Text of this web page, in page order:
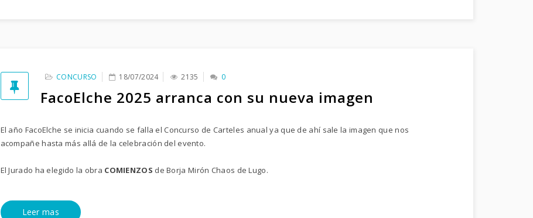
CONCURSO 18/07/2024 2135 0
FacoElche 2025 arranca con su nueva imagen
El año FacoElche se inicia cuando se falla el Concurso de Carteles anual ya que de ahí sale la imagen que nos
acompañe hasta más allá de la celebración del evento.
El Jurado ha elegido la obra COMIENZOS de Borja Mirón Chaos de Lugo.
Leer mas